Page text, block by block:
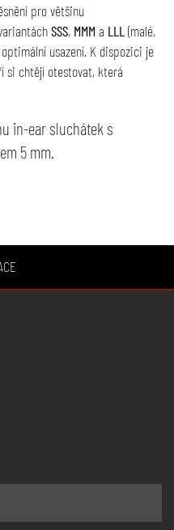
pro většinu
SSS, MMM a LLL (malé,
usazení. K dispozici je
si chtějí otestovat, která
in-ear sluchátek s
5 mm.